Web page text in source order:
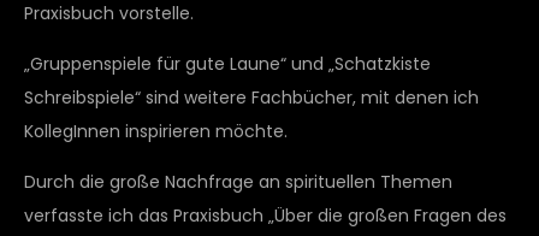
Praxisbuch vorstelle.
„Gruppenspiele für gute Laune“ und „Schatzkiste
Schreibspiele“ sind weitere Fachbücher, mit denen ich
KollegInnen inspirieren möchte.
Durch die große Nachfrage an spirituellen Themen
verfasste ich das Praxisbuch „Über die großen Fragen des